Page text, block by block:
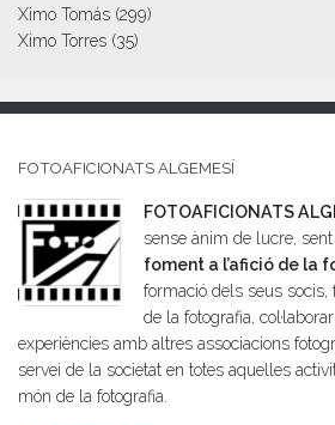
Ximo Tomás (299)
Ximo Torres (35)
FOTOAFICIONATS ALGEMESÍ
FOTOAFICIONATS
sense ànim de lucre,
foment a l’afició de la
formació dels seus socis,
de la fotografia,
experiències amb altres associacions
servei de la societat en totes aquelles
món de la fotografia.